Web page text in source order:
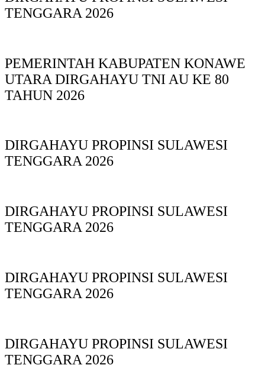
TENGGARA 2026
PEMERINTAH KABUPATEN KONAWE
UTARA DIRGAHAYU TNI AU KE 80
TAHUN 2026
DIRGAHAYU PROPINSI SULAWESI
TENGGARA 2026
DIRGAHAYU PROPINSI SULAWESI
TENGGARA 2026
DIRGAHAYU PROPINSI SULAWESI
TENGGARA 2026
DIRGAHAYU PROPINSI SULAWESI
TENGGARA 2026